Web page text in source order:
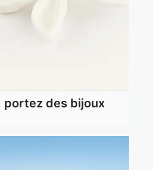
portez des bijoux